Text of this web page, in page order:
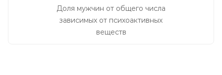
Доля мужчин от общего числа
зависимых от психоактивных
веществ